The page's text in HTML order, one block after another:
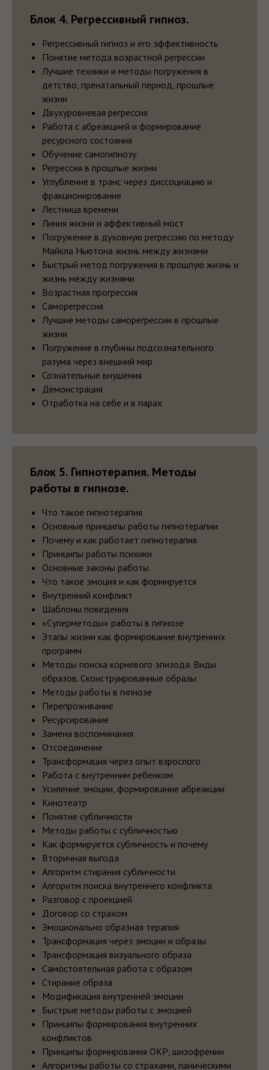
Блок 4. Регрессивный гипноз.
Регрессивный гипноз и его эффективность
Понятие метода возрастной регрессии
Лучшие техники и методы погружения в
детство, пренатальный период, прошлые
жизни
Двухуровневая регрессия
Работа с абреакцией и формирование
ресурсного состояния
Обучение самогипнозу
Регрессия в прошлые жизни
Углубление в транс через диссоциацию и
фракционирование
Лестница времени
Линия жизни и аффективный мост
Погружение в духовную регрессию по методу
Майкла Ньютона жизнь между жизнями
Быстрый метод погружения в прошлую жизнь и
жизнь между жизнями
Возрастная прогрессия
Саморегрессия
Лучшие методы саморегрессии в прошлые
жизни
Погружение в глубины подсознательного
разума через внешний мир
Сознательные внушения
Демонстрация
Отработка на себе и в парах
Блок 5. Гипнотерапия. Методы
работы в гипнозе.
Что такое гипнотерапия
Основные принципы работы гипнотерапии
Почему и как работает гипнотерапия
Принципы работы психики
Основные законы работы
Что такое эмоция и как формируется
Внутренний конфликт
Шаблоны поведения
«Суперметоды» работы в гипнозе
Этапы жизни как формирование внутренних
программ
Методы поиска корневого эпизода. Виды
образов. Сконструированные образы
Методы работы в гипнозе
Перепроживание
Ресурсирование
Замена воспоминания
Отсоединение
Трансформация через опыт взрослого
Работа с внутренним ребенком
Усиление эмоции, формирование абреакции
Кинотеатр
Понятие субличности
Методы работы с субличностью
Как формируется субличность и почему
Вторичная выгода
Алгоритм стирания субличности
Алгоритм поиска внутреннего конфликта
Разговор с проекцией
Договор со страхом
Эмоционально образная терапия
Трансформация через эмоции и образы
Трансформация визуального образа
Самостоятельная работа с образом
Стирание образа
Модификация внутренней эмоции
Быстрые методы работы с эмоцией
Принципы формирования внутренних
конфликтов
Принципы формирования ОКР, шизофрении
Алгоритмы работы со страхами, паническими
ТАРИФ «ИНДИВИДУАЛЬНЫЙ»
Самостоятельная работа с курсом;
Доступ к курсу в течении года;
Вступление в «Независимую
Ассоциацию Гипнологов»;
Доступ к закрытому клубу гипнологов;
Доступ к ежемесячным встречам;
Ежедневная продержка
ТАРИФ «СТАНДАРТНЫЙ»
38 800₽
58 000₽
Самостоятельная работа с курсом;
Доступ к курсу в течении года;
Вступление в «Независимую
Доступ к закрытому клубу гипнологов;
Доступ к ежемесячным встречам;
Ежедневная продержка
непосредственно Федором и Еленой
Оськиными в закрытом телеграмм
канале;
Ответы на вопросы;
Анализ Ваших аудио и видео наведений;
Обратная связь по наведениям;
Еженедельные онлайн встречи;
Индивидуальная работа;
Очная встреча;
Супервизия.
Оставить заявку
ТАРИФ «САМОСТОЯТЕЛЬНО»
19 900₽
Самостоятельная работа с курсом;
Доступ к курсу в течении года;
Вступление в «Независимую
Ассоциацию Гипнологов»;
Доступ к ежемесячным встречам;
Ежедневная продержка
непосредственно Федором и Еленой
Оськиными в закрытом телеграмм
канале;
Ответы на вопросы;
Обратная связь по наведениям;
Еженедельные онлайн встречи;
Индивидуальная работа;
Еженедельные онлайн встречи;
Очная встреча;
Супервизия.
Оставить заявку